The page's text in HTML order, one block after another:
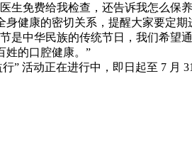
生免费给我检查，还告诉我怎么
健康的密切关系，提醒大家要定
是中华民族的传统节日，我们希
姓的口腔健康。”
” 活动正在进行中，即日起至 7 月